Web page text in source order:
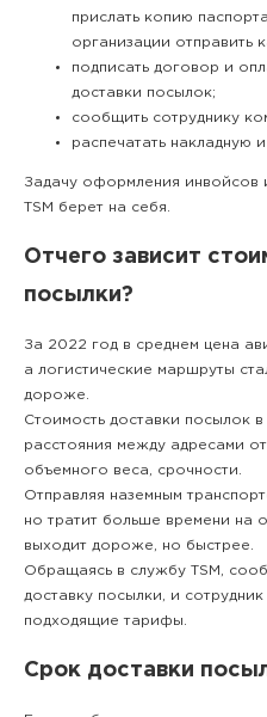
прислать копию
организации отправить
подписать договор и
доставки посылок;
сообщить сотруднику
распечатать накладную
Задачу оформления инвойсов
TSM берет на себя.
Отчего зависит
посылки?
За 2022 год в среднем цена
а логистические маршруты
дороже.
Стоимость доставки посылок
расстояния между адресами
объемного веса, срочности.
Отправляя наземным
но тратит больше времени на
выходит дороже, но быстрее.
Обращаясь в службу TSM,
доставку посылки, и
подходящие тарифы.
Срок доставки